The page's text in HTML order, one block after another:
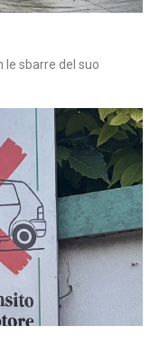
le sbarre del suo